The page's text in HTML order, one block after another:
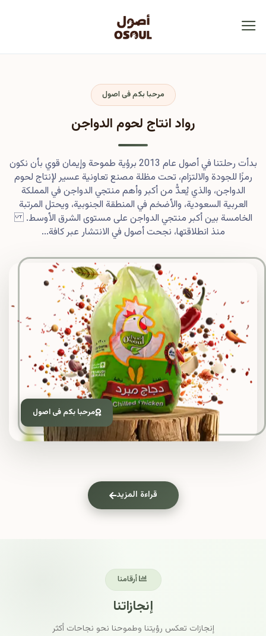
مرحبا بكم فى اصول
مرحبا بكم فى اصول
رواد انتاج لحوم الدواجن
بدأت رحلتنا في أصول عام 2013 برؤية طموحة وإيمان قوي بأن نكون
رمزًا للجودة والالتزام، تحت مظلة مصنع تعاونية عسير لإنتاج لحوم
الدواجن، والذي يُعدُّ من أكبر وأهم منتجي الدواجن في المملكة
العربية السعودية، والأضخم في المنطقة الجنوبية، ويحتل المرتبة
الخامسة بين أكبر منتجي الدواجن على مستوى الشرق الأوسط.
منذ انطلاقتها، نجحت أصول في الانتشار عبر كافة...
قراءة المزيد
أرقامنا
إنجازاتنا
إنجازات تعكس رؤيتنا وطموحنا نحو نجاحات أكثر